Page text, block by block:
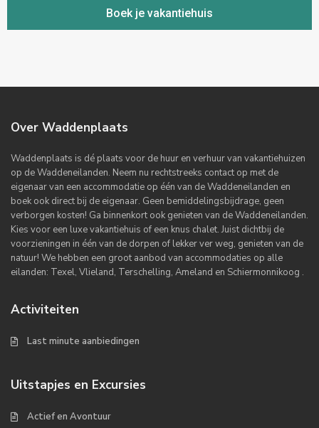
Boek je vakantiehuis
Over Waddenplaats
Waddenplaats is dé plaats voor de huur en verhuur van vakantiehuizen
op de Waddeneilanden. Neem nu rechtstreeks contact op met de
eigenaar van een accommodatie op één van de Waddeneilanden en
boek ook direct bij de eigenaar. Geen bemiddelingsbijdrage, geen
verborgen kosten! Ga binnenkort ook genieten van de Waddeneilanden.
Kies voor een luxe vakantiehuis of een knus chalet. Juist dichtbij de
voorzieningen in één van de dorpen of lekker ver weg, genieten van de
natuur! We hebben een groot aanbod van accommodaties op alle
eilanden: Texel, Vlieland, Terschelling, Ameland en Schiermonnikoog .
Activiteiten
Last minute aanbiedingen
Uitstapjes en Excursies
Actief en Avontuur